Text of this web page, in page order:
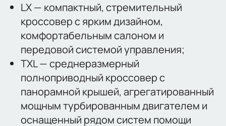
LX — компактный, стремительный
кроссовер с ярким дизайном,
комфортабельным салоном и
передовой системой управления;
TXL — среднеразмерный
полноприводный кроссовер с
панорамной крышей, агрегатированный
мощным турбированным двигателем и
оснащенный рядом систем помощи